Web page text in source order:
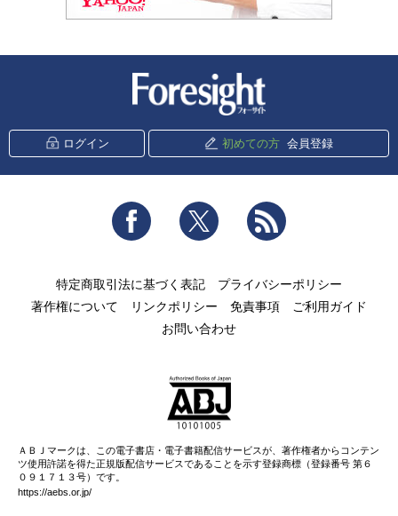
ログイン 初めての方 会員登録
Facebook Twitter
特定商取引法に基づく表記
プライバシーポリシー
著作権について
リンクポリシー 免責事項
ご利用ガイド
お問い合わせ
ＡＢＪマークは、この電子書店・電子書籍配信サービスが、著作権者からコンテン
ツ使用許諾を得た正規版配信サービスであることを示す登録商標（登録番号 第６
０９１７１３号）です。
https://aebs.or.jp/